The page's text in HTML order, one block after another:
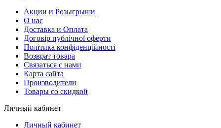
Акции и Розыгрыши
О нас
Доставка и Оплата
Договір публічної оферти
Політика конфіденційності
Возврат товара
Связаться с нами
Карта сайта
Производители
Товары со скидкой
Личный кабинет
Личный кабинет